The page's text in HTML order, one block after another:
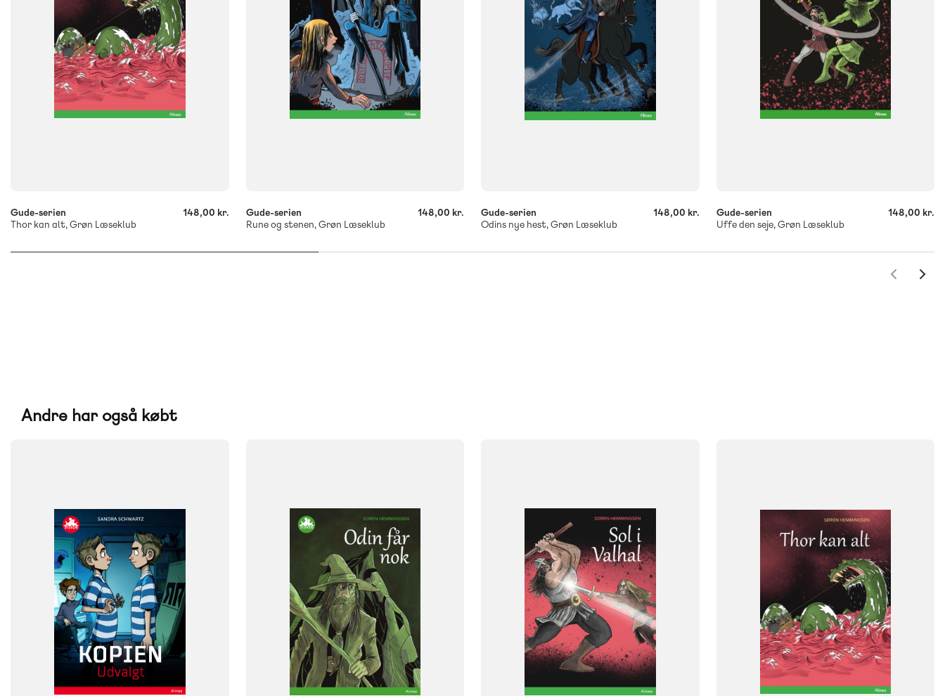
9788723553195
Gude-serien
Thor kan alt, Grøn Læseklub
148,00 kr.
9788723553201
Gude-serien
Rune og stenen, Grøn Læseklub
148,00 kr.
9788723558367
Gude-serien
Odins nye hest, Grøn Læseklub
148,00 kr.
9788723558404
Gude-serien
Uffe den seje, Grøn Læseklub
148,00 kr.
Andre har også købt
3. klasse 4. klasse 5. klasse 6. klasse
FORMAT
Flergangsbog
9788723525130
0. klasse 1. klasse 2. klasse 3. klasse
9788723548689
0. klasse 1. klasse 2. klasse 3. klasse
Flergangsbog
9788723551733
0. klasse 1. klasse 2. klasse 3. klasse
FORMAT
Flergangsbog
9788723553195